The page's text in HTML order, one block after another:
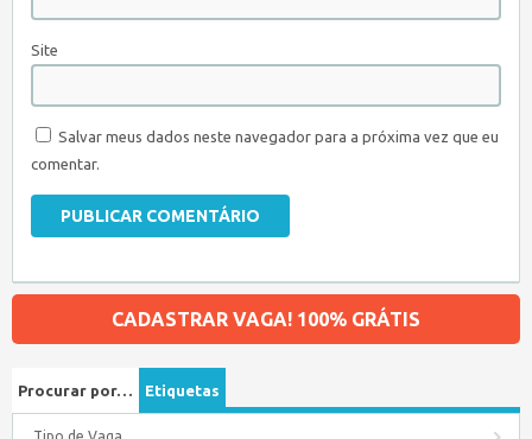
Site
Salvar meus dados neste navegador para a próxima vez que eu
comentar.
CADASTRAR VAGA! 100% GRÁTIS
Procurar por… Etiquetas